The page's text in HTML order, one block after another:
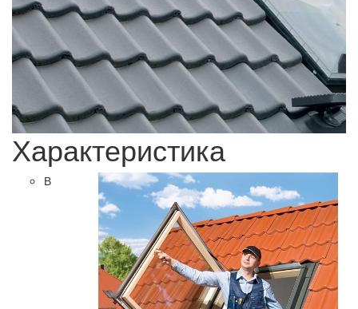
Характеристика
В